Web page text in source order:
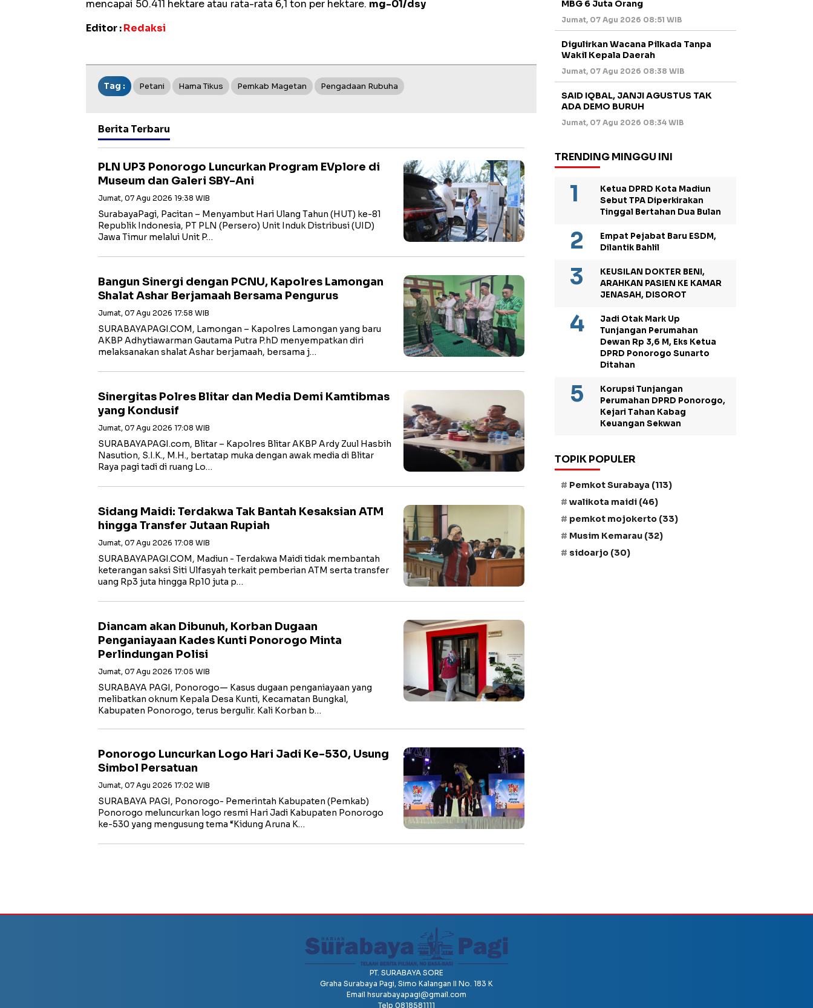
mencapai 50.411 hektare atau rata-rata 6,1 ton per hektare. mg-01/dsy
Editor :Redaksi
Tag : Petani Hama Tikus Pemkab Magetan Pengadaan Rubuha
Berita Terbaru
PLN UP3 Ponorogo Luncurkan Program EVplore di
Museum dan Galeri SBY-Ani
Jumat, 07 Agu 2026 19:38 WIB
SurabayaPagi, Pacitan – Menyambut Hari Ulang Tahun (HUT) ke-81
Republik Indonesia, PT PLN (Persero) Unit Induk Distribusi (UID)
Jawa Timur melalui Unit P…
Bangun Sinergi dengan PCNU, Kapolres Lamongan
Shalat Ashar Berjamaah Bersama Pengurus
Jumat, 07 Agu 2026 17:58 WIB
SURABAYAPAGI.COM, Lamongan – Kapolres Lamongan yang baru
AKBP Adhytiawarman Gautama Putra P.hD menyempatkan diri
melaksanakan shalat Ashar berjamaah, bersama j…
Sinergitas Polres Blitar dan Media Demi Kamtibmas
yang Kondusif
Jumat, 07 Agu 2026 17:08 WIB
SURABAYAPAGI.com, Blitar – Kapolres Blitar AKBP Ardy Zuul Hasbih
Nasution, S.I.K., M.H., bertatap muka dengan awak media di Blitar
Raya pagi tadi di ruang Lo…
Sidang Maidi: Terdakwa Tak Bantah Kesaksian ATM
hingga Transfer Jutaan Rupiah
Jumat, 07 Agu 2026 17:08 WIB
‎SURABAYAPAGI.COM, Madiun - Terdakwa Maidi tidak membantah
keterangan saksi Siti Ulfasyah terkait pemberian ATM serta transfer
uang Rp3 juta hingga Rp10 juta p…
Diancam akan Dibunuh, Korban Dugaan
Penganiayaan Kades Kunti Ponorogo Minta
Perlindungan Polisi
Jumat, 07 Agu 2026 17:05 WIB
SURABAYA PAGI, Ponorogo— Kasus dugaan penganiayaan yang
melibatkan oknum Kepala Desa Kunti, Kecamatan Bungkal,
Kabupaten Ponorogo, terus bergulir. Kali Korban b…
Ponorogo Luncurkan Logo Hari Jadi Ke-530, Usung
Simbol Persatuan
Jumat, 07 Agu 2026 17:02 WIB
SURABAYA PAGI, Ponorogo- Pemerintah Kabupaten (Pemkab)
Ponorogo meluncurkan logo resmi Hari Jadi Kabupaten Ponorogo
ke-530 yang mengusung tema “Kidung Aruna K…
MBG 6 Juta Orang
Jumat, 07 Agu 2026 08:51 WIB
Digulirkan Wacana Pilkada Tanpa
Wakil Kepala Daerah
Jumat, 07 Agu 2026 08:38 WIB
SAID IQBAL, JANJI AGUSTUS TAK
ADA DEMO BURUH
Jumat, 07 Agu 2026 08:34 WIB
TRENDING MINGGU INI
Ketua DPRD Kota Madiun
Sebut TPA Diperkirakan
Tinggal Bertahan Dua Bulan
Empat Pejabat Baru ESDM,
Dilantik Bahlil
KEUSILAN DOKTER BENI,
ARAHKAN PASIEN KE KAMAR
JENASAH, DISOROT
Jadi Otak Mark Up
Tunjangan Perumahan
Dewan Rp 3,6 M, Eks Ketua
DPRD Ponorogo Sunarto
Ditahan
Korupsi Tunjangan
Perumahan DPRD Ponorogo,
Kejari Tahan Kabag
Keuangan Sekwan
TOPIK POPULER
Pemkot Surabaya (113)
walikota maidi (46)
pemkot mojokerto (33)
Musim Kemarau (32)
sidoarjo (30)
PT. SURABAYA SORE
Graha Surabaya Pagi, Simo Kalangan II No. 183 K
Email hsurabayapagi@gmail.com
Telp 0818581111